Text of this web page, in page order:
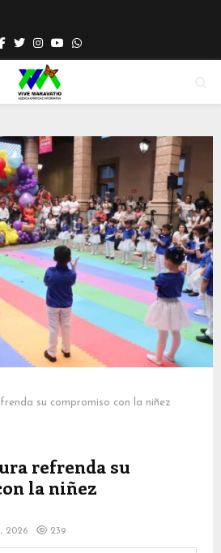
Facebook
TwitterInstagram
YoutubeWhatsapp
su compromiso con la niñez
refrenda su
la niñez
2026 239